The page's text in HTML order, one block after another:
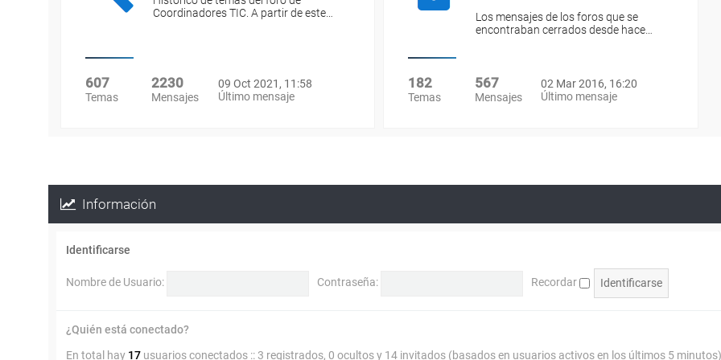
Coordinadores TIC. A partir de este…
607
Temas
2230
Mensajes
09 Oct 2021, 11:58
Último mensaje
Los mensajes de los foros que se
encontraban cerrados desde hace…
182
Temas
567
Mensajes
02 Mar 2016, 16:20
Último mensaje
Información
Identificarse
Nombre de Usuario: Contraseña: Recordar
¿Quién está conectado?
En total hay 17 usuarios conectados :: 3 registrados, 0 ocultos y 14 invitados (basados en usuarios activos en los últimos 5 minutos)